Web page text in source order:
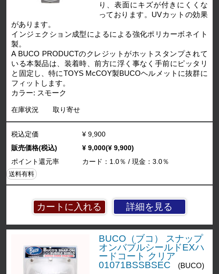
り、表面にキズが付きにくくな
っております。UVカットの効果
があります。
インジェクション成型によるによる強化ポリカーボネイト
製。
A BUCO PRODUCTのクレジットがホットスタンプされて
いる本製品は、装着時、前方に浮く事なく手前にピッタリ
と固定し、特にTOYS McCOY製BUCOヘルメットに抜群に
フィットします。
カラー: スモーク
在庫状況 取り寄せ
詳細を見る
税込定価
¥ 9,900
販売価格(税込)
¥ 9,000(¥ 9,900)
ポイント還元率
カード：1.0％ / 現金：3.0％
送料有料
BUCO（ブコ） スナップ
オンバブルシールドEXハ
ードコート クリア
01071BSSBSEC
(BUCO)